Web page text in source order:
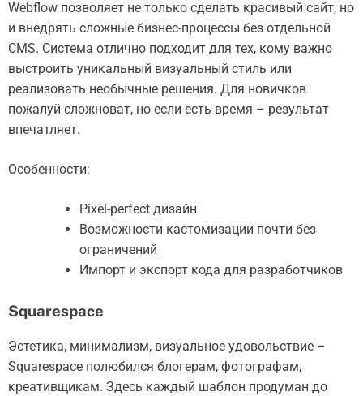
Webflow позволяет не только сделать красивый сайт, но
и внедрять сложные бизнес-процессы без отдельной
CMS. Система отлично подходит для тех, кому важно
выстроить уникальный визуальный стиль или
реализовать необычные решения. Для новичков
пожалуй сложноват, но если есть время – результат
впечатляет.
Особенности:
Pixel-perfect дизайн
Возможности кастомизации почти без
ограничений
Импорт и экспорт кода для разработчиков
Squarespace
Эстетика, минимализм, визуальное удовольствие –
Squarespace полюбился блогерам, фотографам,
креативщикам. Здесь каждый шаблон продуман до